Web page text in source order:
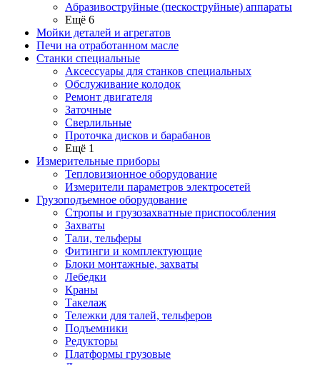
Абразивоструйные (пескоструйные) аппараты
Ещё 6
Мойки деталей и агрегатов
Печи на отработанном масле
Станки специальные
Аксессуары для станков специальных
Обслуживание колодок
Ремонт двигателя
Заточные
Сверлильные
Проточка дисков и барабанов
Ещё 1
Измерительные приборы
Тепловизионное оборудование
Измерители параметров электросетей
Грузоподъемное оборудование
Стропы и грузозахватные приспособления
Захваты
Тали, тельферы
Фитинги и комплектующие
Блоки монтажные, захваты
Лебедки
Краны
Такелаж
Тележки для талей, тельферов
Подъемники
Редукторы
Платформы грузовые